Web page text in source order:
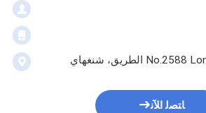
منطقة كسوهوي No.2588 Longwu الطريق، شنغهاي
ﺎﺘﺼﻟ ﺍﻶﻧ